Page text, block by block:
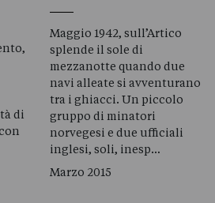
di
Maggio 1942, sull’Artico
splende il sole di
mezzanotte quando due
navi alleate si avventurano
tra i ghiacci. Un piccolo
gruppo di minatori
norvegesi e due ufficiali
inglesi, soli, inesp…
Marzo 2015